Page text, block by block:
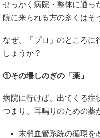
せっかく病院・整体に通
院に来られる方の多くはそ
なぜ、「プロ」のところに
しょうか？
①その場しのぎの「薬」
病院に行けば、出てくる症
つまり、耳鳴りのための薬
末梢血管系統の循環を